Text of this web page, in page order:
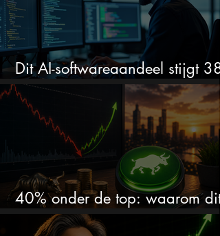
Dit AI-softwareaandeel stijgt
en zet de SaaS-crash op zijn
40% onder de top: waarom dit
aandeel weer interessant wordt